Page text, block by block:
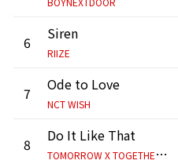
6 Siren
RIIZE
7 Ode to Love
NCT WISH
8
Do It Like That
T
OMORROW X TOGETHER & Jonas Brothers